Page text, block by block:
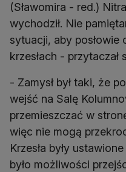
(Sławomira - red.)
wychodził. Nie
sytuacji, aby posłowie
krzesłach - przytaczał
- Zamysł był taki, że
wejść na Salę
przemieszczać w
więc nie mogą
Krzesła były
było możliwości